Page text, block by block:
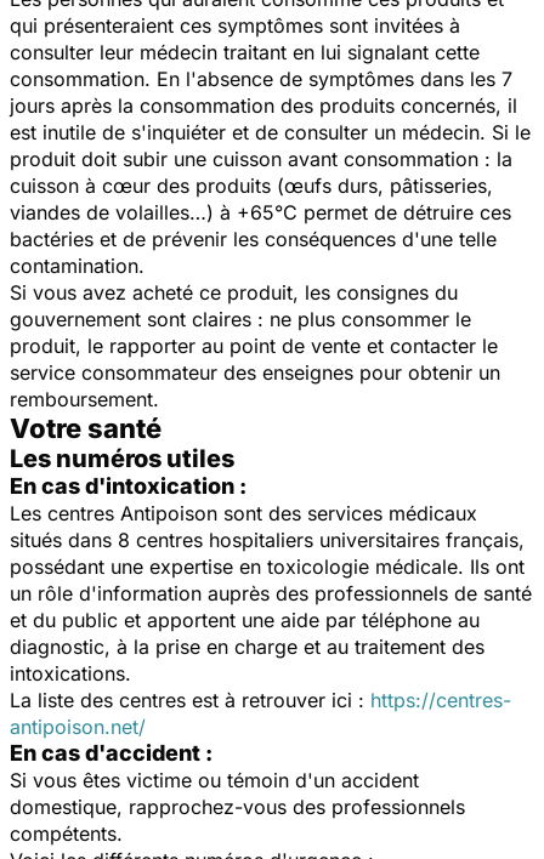
qui présenteraient ces symptômes sont invitées à
consulter leur médecin traitant en lui signalant cette
consommation. En l'absence de symptômes dans les 7
jours après la consommation des produits concernés, il
est inutile de s'inquiéter et de consulter un médecin. Si le
produit doit subir une cuisson avant consommation : la
cuisson à cœur des produits (œufs durs, pâtisseries,
viandes de volailles…) à +65°C permet de détruire ces
bactéries et de prévenir les conséquences d'une telle
contamination.
Si vous avez acheté ce produit, les consignes du
gouvernement sont claires : ne plus consommer le
produit, le rapporter au point de vente et contacter le
service consommateur des enseignes pour obtenir un
remboursement.
Votre santé
Les numéros utiles
En cas d'intoxication :
Les centres Antipoison sont des services médicaux
situés dans 8 centres hospitaliers universitaires français,
possédant une expertise en toxicologie médicale. Ils ont
un rôle d'information auprès des professionnels de santé
et du public et apportent une aide par téléphone au
diagnostic, à la prise en charge et au traitement des
intoxications.
La liste des centres est à retrouver ici : https://centres-
antipoison.net/
En cas d'accident :
Si vous êtes victime ou témoin d'un accident
domestique, rapprochez-vous des professionnels
compétents.